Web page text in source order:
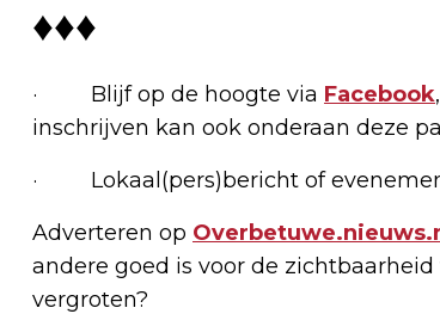
♦♦♦
· Blijf op de hoogte via Facebook,
inschrijven kan ook onderaan deze
· Lokaal(pers)bericht of
Adverteren op
andere goed is voor de
vergroten?